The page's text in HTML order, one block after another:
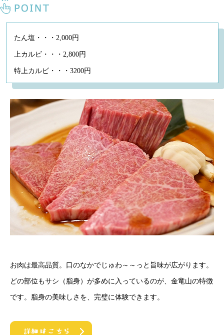
たん塩・・・2,000円
上カルビ・・・2,800円
特上カルビ・・・3200円
お肉は最高品質。口のなかでじゅわ～～っと旨味が広がります。
どの部位もサシ（脂身）が多めに入っているのが、金竜山の特徴
です。脂身の美味しさを、完璧に体験できます。